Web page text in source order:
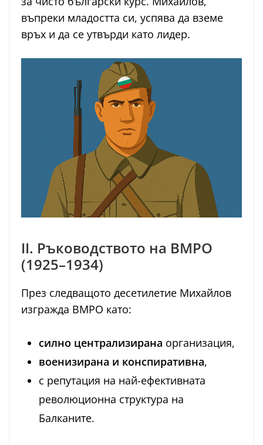
въпреки младостта си, успява да вземе
връх и да се утвърди като лидер.
II. Ръководството на ВМРО
(1925–1934)
През следващото десетилетие Михайлов
изгражда ВМРО като:
силно централизирана организация,
военизирана и конспиративна,
с репутация на най-ефективната
революционна структура на
Балканите.